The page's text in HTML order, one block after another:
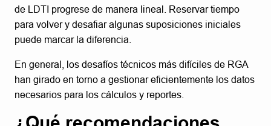
de LDTI progrese de manera lineal. Reservar tiempo
para volver y desafiar algunas suposiciones iniciales
puede marcar la diferencia.
En general, los desafíos técnicos más difíciles de RGA
han girado en torno a gestionar eficientemente los datos
necesarios para los cálculos y reportes.